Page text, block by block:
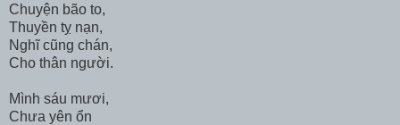
Chuyện bão to,
Thuyền tỵ nạn,
Nghĩ cũng chán,
Cho thân người.
Mình sáu mươi,
Chưa yên ổn